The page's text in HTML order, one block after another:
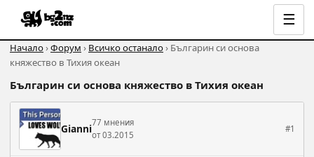
☰
Начало›Форум › Всичко останало› Българин си основа
княжество в Тихия океан
Българин си основа княжество в Тихия океан
Gianni77 мнения
от 03.2015
#1